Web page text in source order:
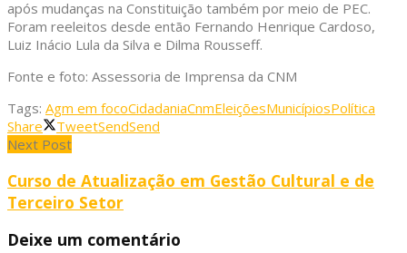
após mudanças na Constituição também por meio de PEC.
Foram reeleitos desde então Fernando Henrique Cardoso,
Luiz Inácio Lula da Silva e Dilma Rousseff.
Fonte e foto: Assessoria de Imprensa da CNM
Tags: Agm em focoCidadaniaCnmEleiçõesMunicípiosPolítica
Share
TweetSendSend
Next Post
Curso de Atualização em Gestão Cultural e de
Terceiro Setor
Deixe um comentário